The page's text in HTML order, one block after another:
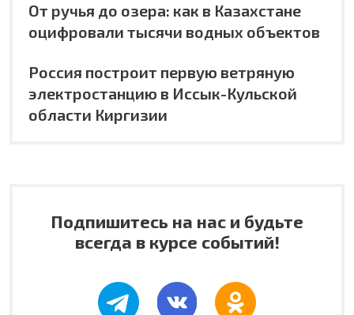
От ручья до озера: как в Казахстане
оцифровали тысячи водных объектов
Россия построит первую ветряную
электростанцию в Иссык-Кульской
области Киргизии
Подпишитесь на нас и будьте
всегда в курсе событий!